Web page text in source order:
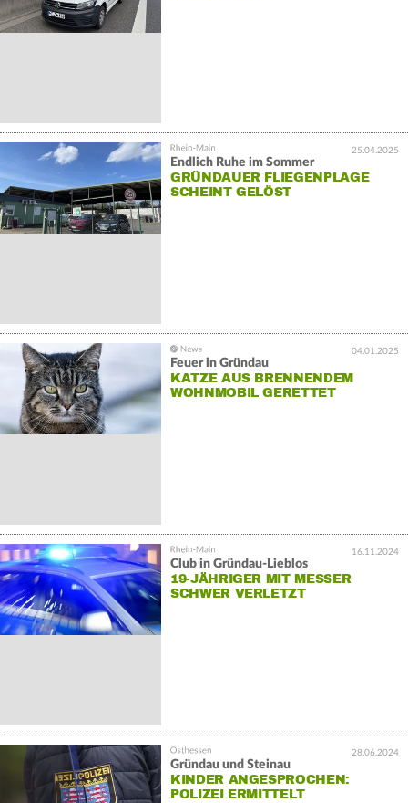
25.04.2025
Endlich Ruhe im Sommer
GRÜNDAUER FLIEGENPLAGE
SCHEINT GELÖST
04.01.2025
Feuer in Gründau
KATZE AUS BRENNENDEM
WOHNMOBIL GERETTET
16.11.2024
Club in Gründau-Lieblos
19-JÄHRIGER MIT MESSER
SCHWER VERLETZT
28.06.2024
Gründau und Steinau
KINDER ANGESPROCHEN:
POLIZEI ERMITTELT